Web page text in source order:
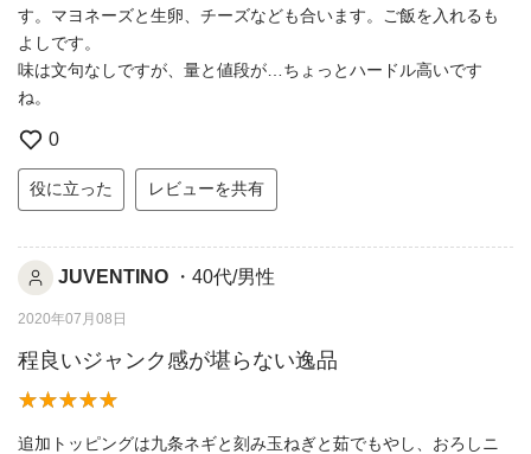
す。マヨネーズと生卵、チーズなども合います。ご飯を入れるも
よしです。
味は文句なしですが、量と値段が…ちょっとハードル高いです
ね。
0
役に立った レビューを共有
JUVENTINO ・40代/男性
2020年07月08日
程良いジャンク感が堪らない逸品
追加トッピングは九条ネギと刻み玉ねぎと茹でもやし、おろしニ